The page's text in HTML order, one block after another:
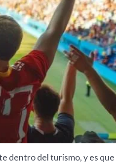
dentro del turismo, y es que